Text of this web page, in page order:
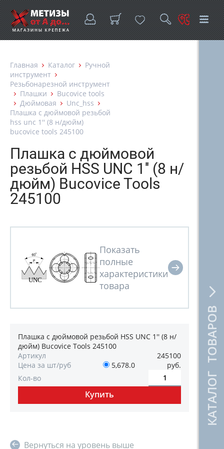
КАТАЛОГ ТОВАРОВ
Главная Каталог
Ручной
инструмент
Резьбонарезной инструмент
Плашки
Bucovice tools
Дюймовая
Unc_hss
Плашка с дюймовой резьбой
hss unc 1'' (8 н/дюйм)
bucovice tools 245100
Плашка с дюймовой
резьбой HSS UNC 1'' (8 н/
дюйм) Bucovice Tools
245100
Плашка с дюймовой резьбой HSS UNC 1'' (8 н/
дюйм) Bucovice Tools 245100
Артикул
245100
Цена за шт/руб
5,678.0
руб.
Кол-во
Вернуться на уровень выше